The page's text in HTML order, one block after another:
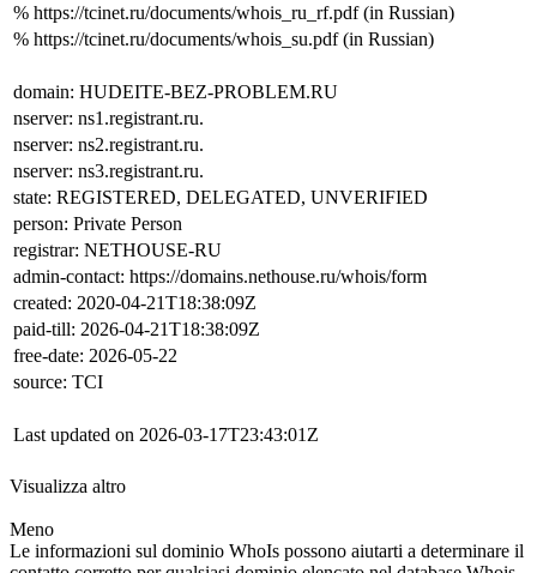
% https://tcinet.ru/documents/whois_ru_rf.pdf (in Russian)
% https://tcinet.ru/documents/whois_su.pdf (in Russian)
domain: HUDEITE-BEZ-PROBLEM.RU
nserver: ns1.registrant.ru.
nserver: ns2.registrant.ru.
nserver: ns3.registrant.ru.
state: REGISTERED, DELEGATED, UNVERIFIED
person: Private Person
registrar: NETHOUSE-RU
admin-contact: https://domains.nethouse.ru/whois/form
created: 2020-04-21T18:38:09Z
paid-till: 2026-04-21T18:38:09Z
free-date: 2026-05-22
source: TCI
Last updated on 2026-03-17T23:43:01Z
Visualizza altro
Meno
Le informazioni sul dominio WhoIs possono aiutarti a determinare il